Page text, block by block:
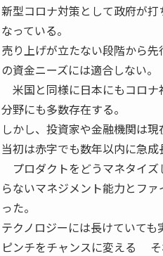
新型コロナ対策として政府が
なっている。
売り上げが立たない段階から
の資金ニーズには適合しない。
米国と同様に日本にもコロナ
分野にも多数存在する。
しかし、投資家や金融機関は
当初は赤字でも数年以内に急
プロダクトをどうマネタイズ
らないマネジメント能力とフ
った。
テクノロジーには長けていても
ピンチをチャンスに変える そ